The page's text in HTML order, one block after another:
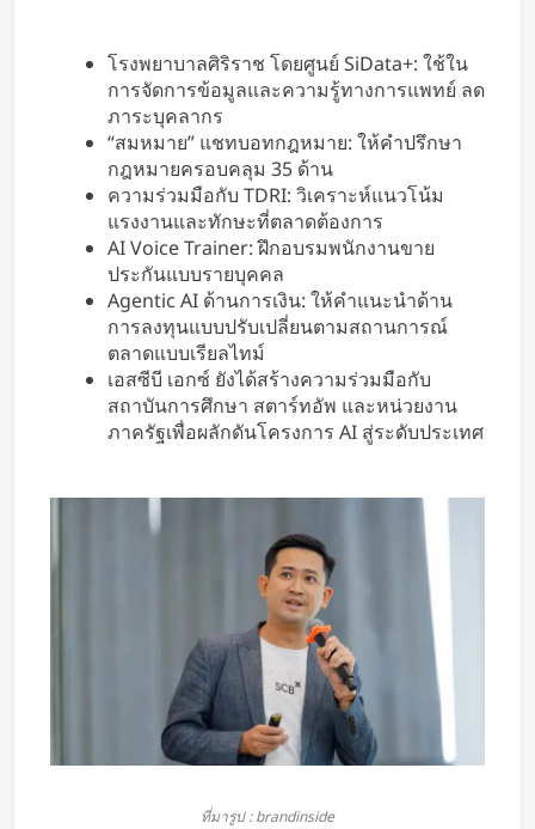
โรงพยาบาลศิริราช โดยศูนย์ SiData+: ใช้ใน
การจัดการข้อมูลและความรู้ทางการแพทย์ ลด
ภาระบุคลากร
“สมหมาย” แชทบอทกฎหมาย: ให้คำปรึกษา
กฎหมายครอบคลุม 35 ด้าน
ความร่วมมือกับ TDRI: วิเคราะห์แนวโน้ม
แรงงานและทักษะที่ตลาดต้องการ
AI Voice Trainer: ฝึกอบรมพนักงานขาย
ประกันแบบรายบุคคล
Agentic AI ด้านการเงิน: ให้คำแนะนำด้าน
การลงทุนแบบปรับเปลี่ยนตามสถานการณ์
ตลาดแบบเรียลไทม์
เอสซีบี เอกซ์ ยังได้สร้างความร่วมมือกับ
สถาบันการศึกษา สตาร์ทอัพ และหน่วยงาน
ภาครัฐเพื่อผลักดันโครงการ AI สู่ระดับประเทศ
ที่มารูป : brandinside